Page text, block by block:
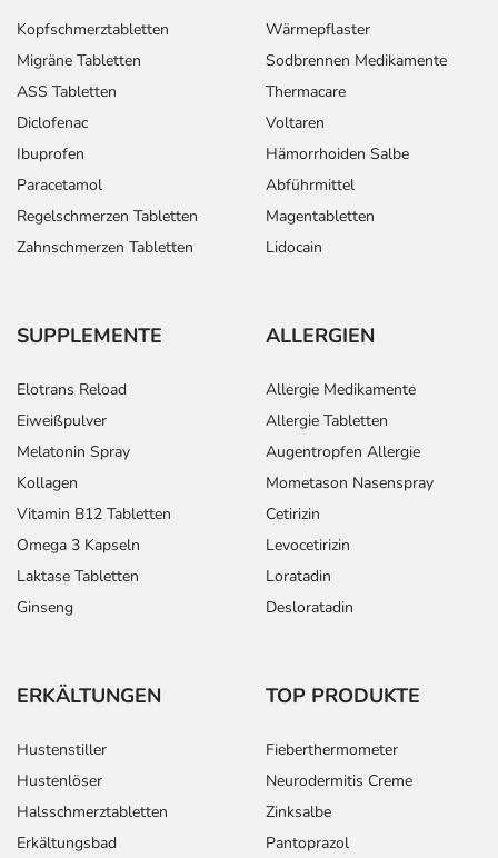
Kopfschmerztabletten
Migräne Tabletten
ASS Tabletten
Diclofenac
Ibuprofen
Paracetamol
Regelschmerzen Tabletten
Zahnschmerzen Tabletten
Wärmepflaster
Sodbrennen Medikamente
Thermacare
Voltaren
Hämorrhoiden Salbe
Abführmittel
Magentabletten
Lidocain
SUPPLEMENTE
Elotrans Reload
Eiweißpulver
Melatonin Spray
Kollagen
Vitamin B12 Tabletten
Omega 3 Kapseln
Laktase Tabletten
Ginseng
ALLERGIEN
Allergie Medikamente
Allergie Tabletten
Augentropfen Allergie
Mometason Nasenspray
Cetirizin
Levocetirizin
Loratadin
Desloratadin
ERKÄLTUNGEN
Hustenstiller
Hustenlöser
Halsschmerztabletten
Erkältungsbad
TOP PRODUKTE
Fieberthermometer
Neurodermitis Creme
Zinksalbe
Pantoprazol